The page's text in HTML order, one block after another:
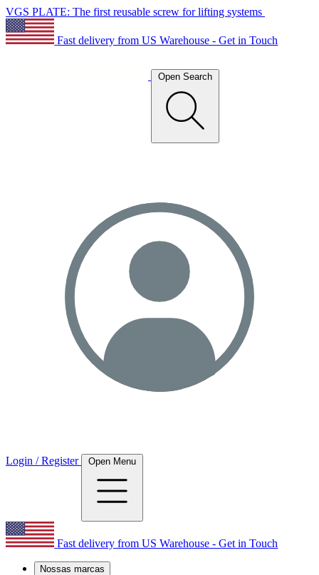
VGS PLATE: The first reusable screw for lifting systems
Fast delivery from US Warehouse - Get in Touch
Open Search
Login / Register Open Menu
Fast delivery from US Warehouse - Get in Touch
Nossas marcas